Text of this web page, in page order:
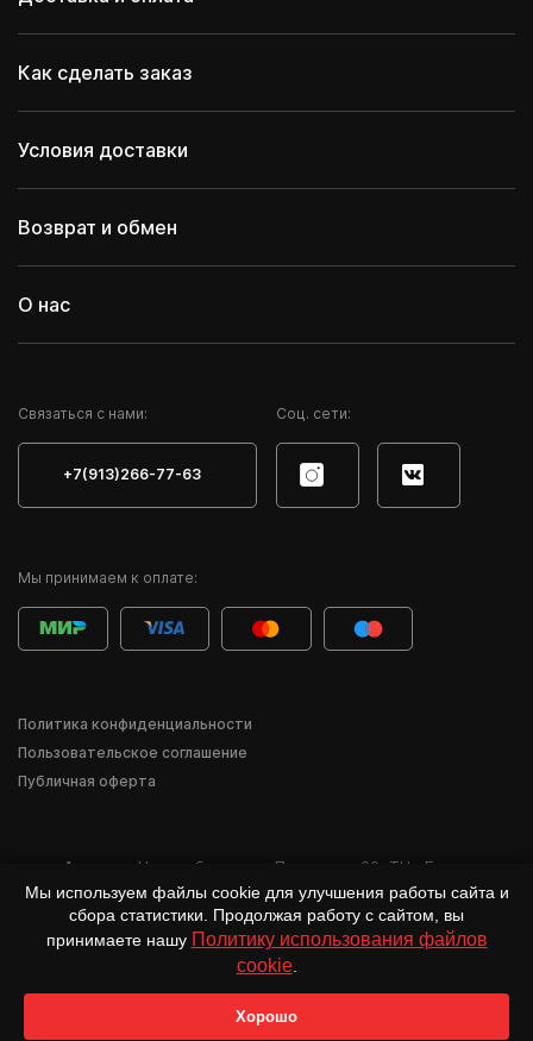
Как сделать заказ
Условия доставки
Возврат и обмен
О нас
Мы принимаем к оплате:
Cвязаться с нами:
+7(913)266-77-63
Соц. сети:
Политика конфиденциальности
Пользовательское соглашение
Публичная оферта
Адрес: г. Новосибирск ул. Писарева, 60 ТЦ «Баzа»
*Деятельность компании Meta Inc. и её продуктов Instagram, Facebook и др.
признана в России экстремистской и запрещена.
Мы используем файлы cookie для улучшения работы сайта и
сбора статистики. Продолжая работу с сайтом, вы
принимаете нашу Политику использования файлов
cookie.
Хорошо